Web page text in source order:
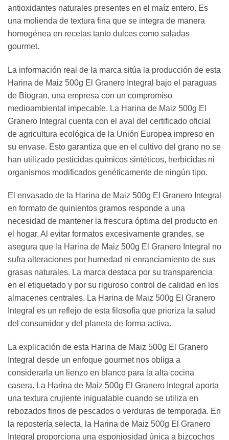
antioxidantes naturales presentes en el maíz entero. Es
una molienda de textura fina que se integra de manera
homogénea en recetas tanto dulces como saladas
gourmet.
La información real de la marca sitúa la producción de esta
Harina de Maiz 500g El Granero Integral bajo el paraguas
de Biogran, una empresa con un compromiso
medioambiental impecable. La Harina de Maiz 500g El
Granero Integral cuenta con el aval del certificado oficial
de agricultura ecológica de la Unión Europea impreso en
su envase. Esto garantiza que en el cultivo del grano no se
han utilizado pesticidas químicos sintéticos, herbicidas ni
organismos modificados genéticamente de ningún tipo.
El envasado de la Harina de Maiz 500g El Granero Integral
en formato de quinientos gramos responde a una
necesidad de mantener la frescura óptima del producto en
el hogar. Al evitar formatos excesivamente grandes, se
asegura que la Harina de Maiz 500g El Granero Integral no
sufra alteraciones por humedad ni enranciamiento de sus
grasas naturales. La marca destaca por su transparencia
en el etiquetado y por su riguroso control de calidad en los
almacenes centrales. La Harina de Maiz 500g El Granero
Integral es un reflejo de esta filosofía que prioriza la salud
del consumidor y del planeta de forma activa.
La explicación de esta Harina de Maiz 500g El Granero
Integral desde un enfoque gourmet nos obliga a
considerarla un lienzo en blanco para la alta cocina
casera. La Harina de Maiz 500g El Granero Integral aporta
una textura crujiente inigualable cuando se utiliza en
rebozados finos de pescados o verduras de temporada. En
la repostería selecta, la Harina de Maiz 500g El Granero
Integral proporciona una esponjosidad única a bizcochos